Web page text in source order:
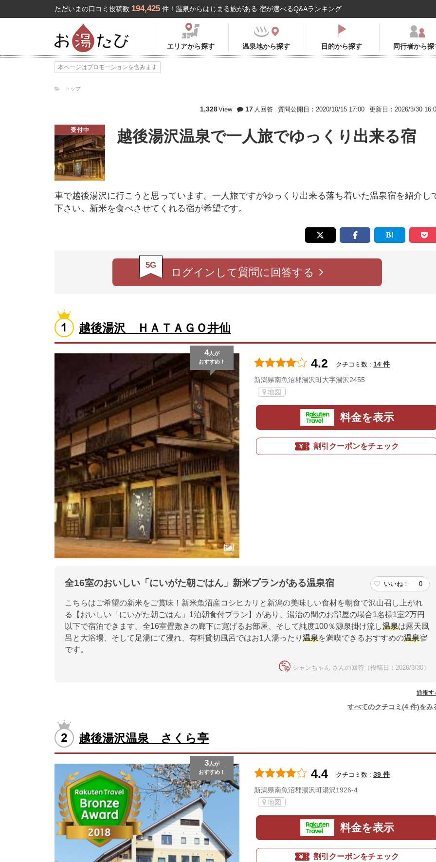
ただいまの口コミ投稿数 194,425 件！温泉からはじまる旅がある 宿が選べるQ&Aランキング
エリアから探す 温泉地から探す 目的から探す 同行者から探
本ページはプロモーションを含みます
トップ
1,328View 17 人回答 質問公開日：2020/10/15 17:00 更新日：2026/3/30
受付中 越後湯沢温泉で一人旅でゆっくり出来る宿
車で越後湯沢に行こうと思っています。一人旅ですがゆっくり出来る落ち着いた温泉宿を紹介し
下さい。新米を食べさせてくれる宿が希望です。
5G
ログインして質問に回答する
越後湯沢 ＨＡＴＡＧＯ井仙
4人が
おすすめ！
4.2 クチコミ数 : 14 件
新潟県南魚沼郡湯沢町大字湯沢2455
地図
料金を表示
割引クーポンをチェック
全16室のおいしい「にいがた朝ごはん」新米プランがある温泉宿 いいね！ 0
こちらはご希望の新米をご賞味！新米魚沼産コシヒカリと新潟の美味しい食材を朝食で沢山召し上がれ
る【おいしい「にいがた朝ごはん」1泊朝食付プラン】があり、湯治の間のお部屋の場合1名様1室2万円
以下で宿泊できます。全16室畳敷きの廊下に寛げるお部屋、そして純度100％源泉掛け流し温泉は露天風
呂と大浴場、そして足湯にて浸れ、有料貸切風呂ではお1人湯ったり 温泉を満喫できるおすすめの温泉宿
です。
シャンちゃん さんの回答（投稿日：2026/3/30）
通報す
すべてのクチコミ(4 件)をみ
越後湯沢温泉 さくら亭
3人が
おすすめ！
4.4 クチコミ数 : 39 件
新潟県南魚沼郡湯沢町湯沢1926-4
地図
料金を表示
割引クーポンをチェック